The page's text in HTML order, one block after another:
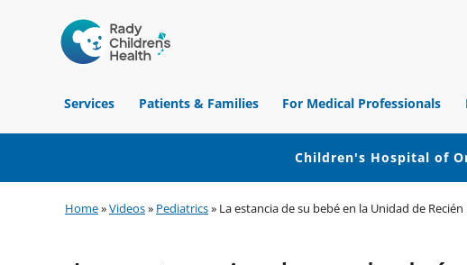
Hospital
of
Orange
Services
Patients & Families For Medical Professionals
Children's Hospital of
to
to
to
Home»Videos» Pediatrics» La estancia de su bebé en la Unidad de